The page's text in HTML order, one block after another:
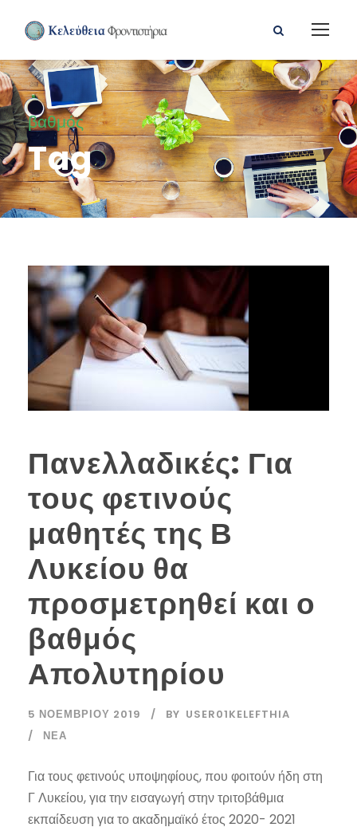
βαθμός
Tag
Πανελλαδικές: Για
τους φετινούς
μαθητές της Β
Λυκείου θα
προσμετρηθεί και ο
βαθμός
Απολυτηρίου
5 ΝΟΕΜΒΡΊΟΥ 2019 BY USER01KELEFTHIA
ΝΈΑ
Για τους φετινούς υποψηφίους, που φοιτούν ήδη στη
Γ Λυκείου, για την εισαγωγή στην τριτοβάθμια
εκπαίδευση για το ακαδημαϊκό έτος 2020- 2021